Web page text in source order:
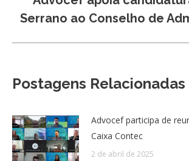
Próximo
post:
Serrano ao Conselho de
Postagens Relacionadas
Advocef participa de
Caixa Contec
2 de abril de 2025